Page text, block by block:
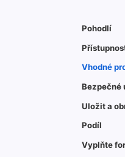
Pohodlí
Vhodné
Bezpečné
Uložit a
Podíl
Vyplňte